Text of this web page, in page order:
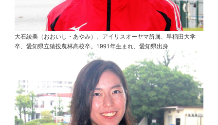
大石綾美（おおいし・あやみ）。アイリスオーヤマ所属、早稲田大学
卒、愛知県立猿投農林高校卒。1991年生まれ、愛知県出身